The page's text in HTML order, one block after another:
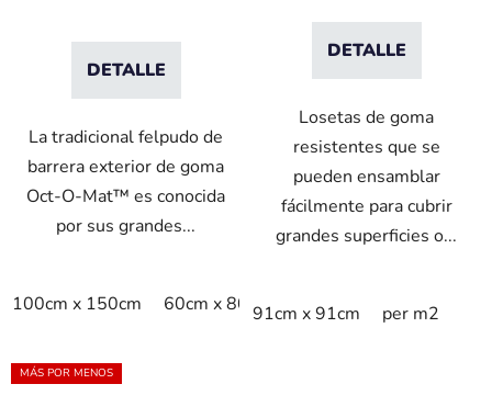
DETALLE
La tradicional felpudo de
barrera exterior de goma
Oct-O-Mat™ es conocida
por sus grandes...
100cm x 150cm 60cm x 80cm 75cm x 100cm 80cm
DETALLE
Losetas de goma
resistentes que se
pueden ensamblar
fácilmente para cubrir
grandes superficies o...
91cm x 91cm per m2
MÁS POR MENOS